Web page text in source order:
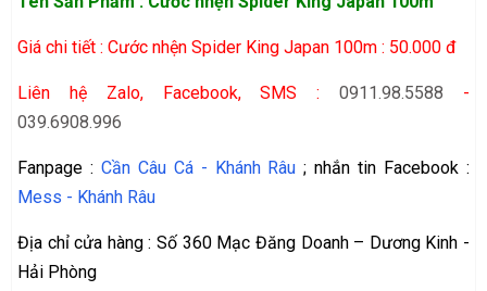
Giá chi tiết : Cước nhện Spider King Japan 100m : 50.000 đ
Liên hệ Zalo, Facebook, SMS :0911.98.5588 -
039.6908.996
Fanpage : Cần Câu Cá - Khánh Râu ; nhắn tin Facebook :
Mess - Khánh Râu
Địa chỉ cửa hàng : Số 360 Mạc Đăng Doanh – Dương Kinh -
Hải Phòng